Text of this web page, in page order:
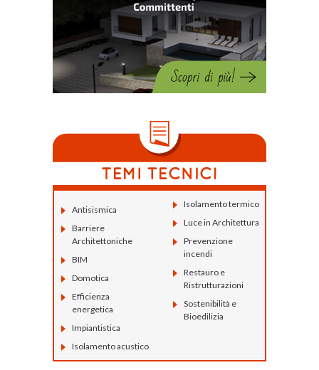
Antisismica
Barriere
Architettoniche
BIM
Domotica
Efficienza
energetica
Impiantistica
Isolamento acustico
Isolamento termico
Luce in Architettura
Prevenzione
incendi
Restauro e
Ristrutturazioni
Sostenibilità e
Bioedilizia